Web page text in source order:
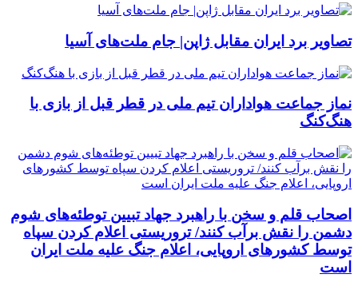
تصاویر برد ایران مقابل ژاپن| جام ملت‌های آسیا
نماز جماعت هواداران تیم ملی در قطر قبل از بازی با
هنگ‌کنگ
اصحاب قلم و سخن با راهبرد جهاد تبیین توطئه‌های شوم
دشمن را نقش برآب کنند/ تروریستی اعلام کردن سپاه
توسط کشورهای اروپایی، اعلام جنگ علیه ملت ایران
است